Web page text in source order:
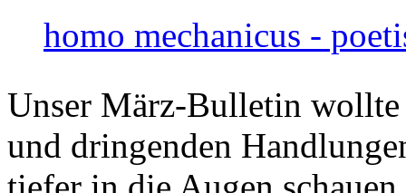
homo mechanicus -
Unser März-Bulletin
und dringenden